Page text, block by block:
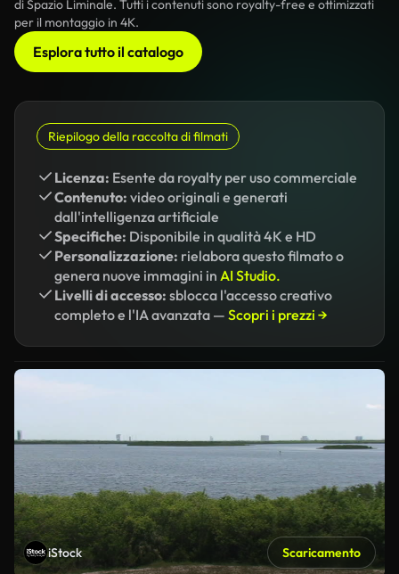
di Spazio Liminale. Tutti i contenuti sono royalty-free e ottimizzati
per il montaggio in 4K.
Esplora tutto il catalogo
Riepilogo della raccolta di filmati
Licenza: Esente da royalty per uso commerciale
Contenuto: video originali e generati
dall'intelligenza artificiale
Specifiche: Disponibile in qualità 4K e HD
Personalizzazione: rielabora questo filmato o
genera nuove immagini in AI Studio.
Livelli di accesso: sblocca l'accesso creativo
completo e l'IA avanzata — Scopri i prezzi →
iStock Scaricamento